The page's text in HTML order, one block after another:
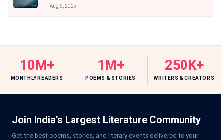
Aug 6, 2026
10M+
MONTHLY READERS
1M+
POEMS & STORIES
250K+
WRITERS & CREATORS
Join India’s Largest Literature Community
Get the best poems, stories, and literary events delivered to your